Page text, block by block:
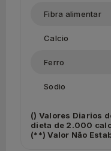
Fibra alimentar
Calcio
Ferro
Sodio
() Valores Diarios
dieta de 2.000
(**) Valor Não